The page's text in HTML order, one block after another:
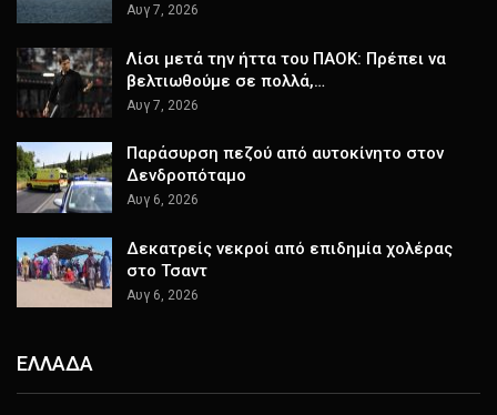
Αυγ 7, 2026
Λίσι μετά την ήττα του ΠΑΟΚ: Πρέπει να
βελτιωθούμε σε πολλά,…
Αυγ 7, 2026
Παράσυρση πεζού από αυτοκίνητο στον
Δενδροπόταμο
Αυγ 6, 2026
Δεκατρείς νεκροί από επιδημία χολέρας
στο Τσαντ
Αυγ 6, 2026
ΕΛΛΑΔΑ